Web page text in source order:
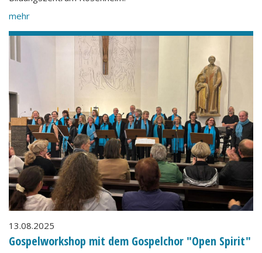
mehr
13.08.2025
Gospelworkshop mit dem Gospelchor "Open Spirit"